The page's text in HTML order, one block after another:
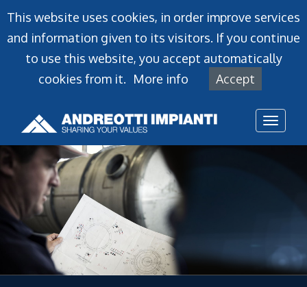
This website uses cookies, in order improve services
and information given to its visitors. If you continue
to use this website, you accept automatically
cookies from it. More info Accept